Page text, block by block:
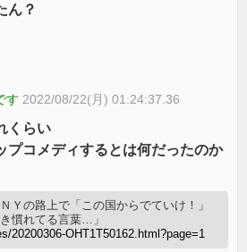
ん？
す 2022/08/22(月) 01:24:37.36
くらい
プコメディするとは何だったのか
Ｙの路上で「この国からでていけ！」
慣れてる言葉…」
20200306-OHT1T50162.html?page=1